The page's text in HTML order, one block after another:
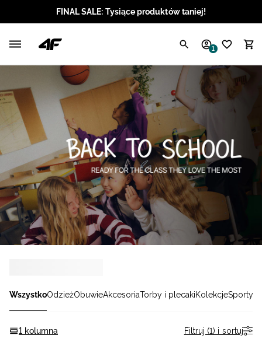
FINAL SALE: Tysiące produktów taniej!
1
WszystkoOdzieżObuwieAkcesoriaTorby i plecakiKolekcjeSporty
1 kolumna Filtruj (1) i sortuj
Angielski / USD
Angielski / GBP
Chorwacki / EUR
Czeski / CZK
Litewski / EUR
Łotewski / EUR
Rumuński / RON
Słowacki / EUR